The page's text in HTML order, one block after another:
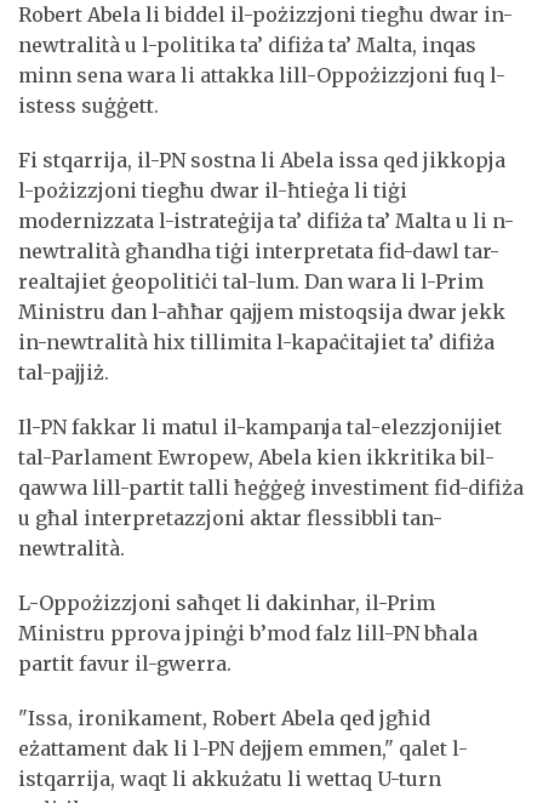
Robert Abela li biddel il-pożizzjoni tiegħu dwar in-
newtralità u l-politika ta’ difiża ta’ Malta, inqas
minn sena wara li attakka lill-Oppożizzjoni fuq l-
istess suġġett.
Fi stqarrija, il-PN sostna li Abela issa qed jikkopja
l-pożizzjoni tiegħu dwar il-ħtieġa li tiġi
modernizzata l-istrateġija ta’ difiża ta’ Malta u li n-
newtralità għandha tiġi interpretata fid-dawl tar-
realtajiet ġeopolitiċi tal-lum. Dan wara li l-Prim
Ministru dan l-aħħar qajjem mistoqsija dwar jekk
in-newtralità hix tillimita l-kapaċitajiet ta’ difiża
tal-pajjiż.
Il-PN fakkar li matul il-kampanja tal-elezzjonijiet
tal-Parlament Ewropew, Abela kien ikkritika bil-
qawwa lill-partit talli ħeġġeġ investiment fid-difiża
u għal interpretazzjoni aktar flessibbli tan-
newtralità.
L-Oppożizzjoni saħqet li dakinhar, il-Prim
Ministru pprova jpinġi b’mod falz lill-PN bħala
partit favur il-gwerra.
"Issa, ironikament, Robert Abela qed jgħid
eżattament dak li l-PN dejjem emmen," qalet l-
istqarrija, waqt li akkużatu li wettaq U-turn